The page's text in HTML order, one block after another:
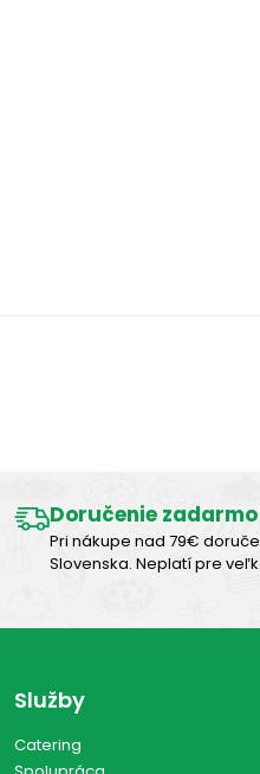
Doručenie zadarmo
Pri nákupe nad 79€
Slovenska. Neplatí pre
Služby
Catering